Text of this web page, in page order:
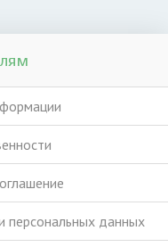
персональных данных